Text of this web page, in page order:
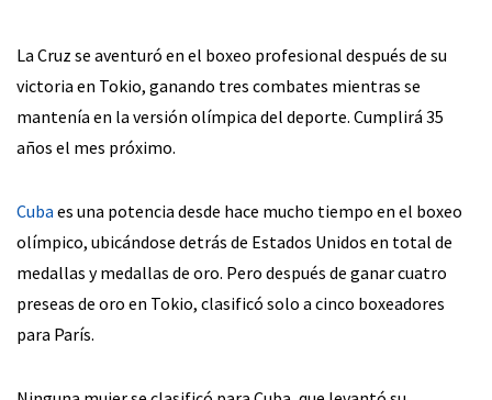
La Cruz se aventuró en el boxeo profesional después de su
victoria en Tokio, ganando tres combates mientras se
mantenía en la versión olímpica del deporte. Cumplirá 35
años el mes próximo.
Cuba es una potencia desde hace mucho tiempo en el boxeo
olímpico, ubicándose detrás de Estados Unidos en total de
medallas y medallas de oro. Pero después de ganar cuatro
preseas de oro en Tokio, clasificó solo a cinco boxeadores
para París.